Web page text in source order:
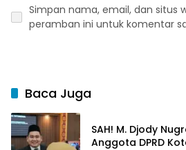
Simpan nama, email, dan situs
peramban ini untuk komentar
Baca Juga
SAH! M. Djody
Anggota DPRD